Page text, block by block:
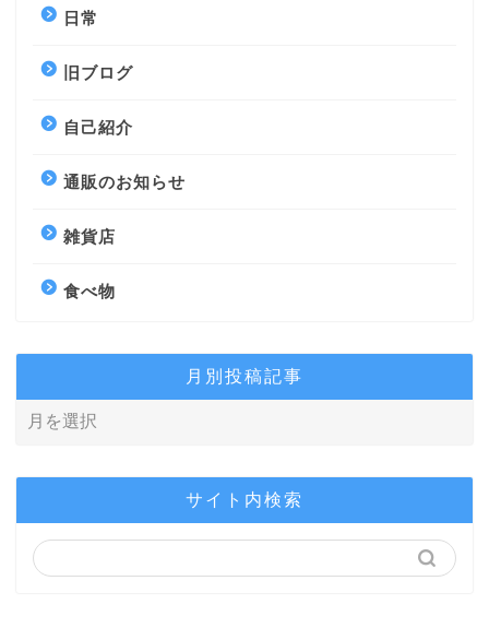
日常
旧ブログ
自己紹介
通販のお知らせ
雑貨店
食べ物
月別投稿記事
サイト内検索